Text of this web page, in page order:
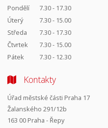
Pondělí
7.30 - 17.30
Úterý
7.30 - 15.00
Středa
7.30 - 17.30
Čtvrtek
7.30 - 15.00
Pátek
7.30 - 12.30
Kontakty
Úřad městské části Praha 17
Žalanského 291/12b
163 00 Praha - Řepy